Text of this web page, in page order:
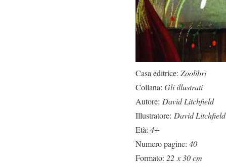
Casa editrice: Zoolibri
Collana: Gli illustrati
Autore: David Litchfield
Illustratore: David Litchfield
Età: 4+
Numero pagine: 40
Formato: 22 x 30 cm